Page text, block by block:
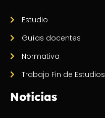
Estudio
Guías docentes
Normativa
Trabajo Fin de Estudios
Noticias